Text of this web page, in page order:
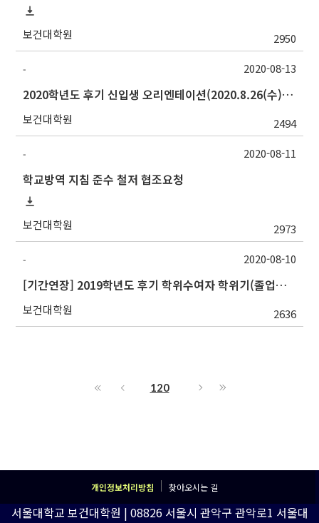
보건대학원 2950
-
2020학년도 후기 신입생 오리엔테이션(2020.8.26(수)) 안내
보건대학원 2494
2020-08-13
-
학교방역 지침 준수 철저 협조요청
보건대학원 2973
2020-08-11
-
[기간연장] 2019학년도 후기 학위수여자 학위기(졸업증서) 배부 안내
보건대학원 2636
2020-08-10
120
개인정보처리방침 찾아오시는 길
서울대학교 보건대학원 | 08826 서울시 관악구 관악로1 서울대